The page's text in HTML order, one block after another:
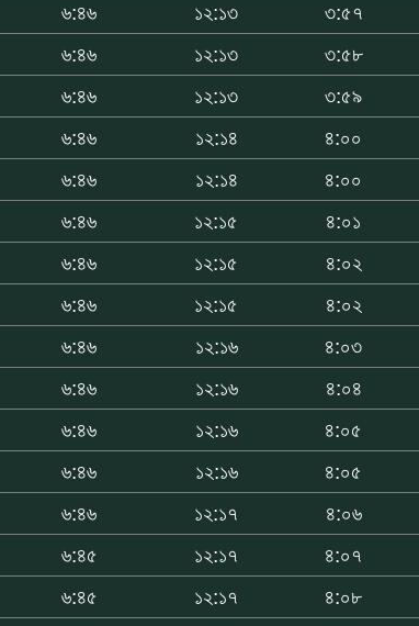
৬:৪৬ ১২:১৩ ৩:৫৭
৬:৪৬ ১২:১৩ ৩:৫৮
৬:৪৬ ১২:১৩ ৩:৫৯
৬:৪৬ ১২:১৪ ৪:০০
৬:৪৬ ১২:১৪ ৪:০০
৬:৪৬ ১২:১৫ ৪:০১
৬:৪৬ ১২:১৫ ৪:০২
৬:৪৬ ১২:১৫ ৪:০২
৬:৪৬ ১২:১৬ ৪:০৩
৬:৪৬ ১২:১৬ ৪:০৪
৬:৪৬ ১২:১৬ ৪:০৫
৬:৪৬ ১২:১৬ ৪:০৫
৬:৪৬ ১২:১৭ ৪:০৬
৬:৪৫ ১২:১৭ ৪:০৭
৬:৪৫ ১২:১৭ ৪:০৮